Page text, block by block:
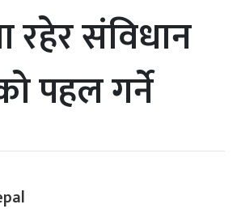
रहेर संविधान
पहल गर्ने